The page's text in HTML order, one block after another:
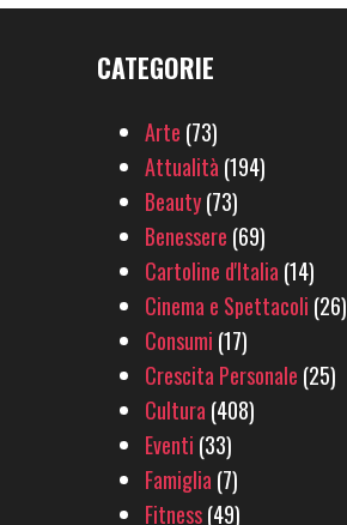
CATEGORIE
Arte (73)
Attualità (194)
Beauty(73)
Benessere (69)
Cartoline d'Italia (14)
Cinema e Spettacoli (26)
Consumi (17)
Crescita Personale (25)
Cultura (408)
Eventi (33)
Famiglia (7)
Fitness(49)